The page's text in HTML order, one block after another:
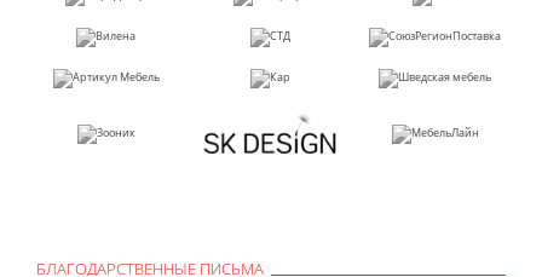
БЛАГОДАРСТВЕННЫЕ ПИСЬМА